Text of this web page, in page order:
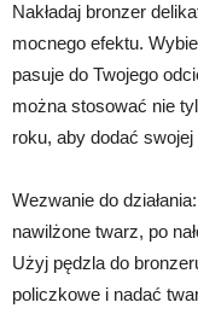
Nakładaj bronzer
mocnego efektu.
pasuje do Twojego
można stosować nie
roku, aby dodać
Wezwanie do
nawilżone twarz, po
Użyj pędzla do
policzkowe i nadać